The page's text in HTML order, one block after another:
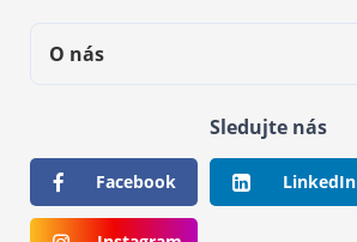
O nás
Sledujte nás
Facebook LinkedIn